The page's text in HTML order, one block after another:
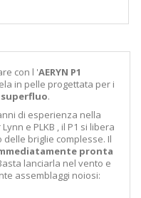
con l 'AERYN P1
in pelle progettata per i
superfluo.
di esperienza nella
Lynn e PLKB , il P1 si libera
delle briglie complesse. Il
pronta
lanciarla nel vento e
assemblaggi noiosi: